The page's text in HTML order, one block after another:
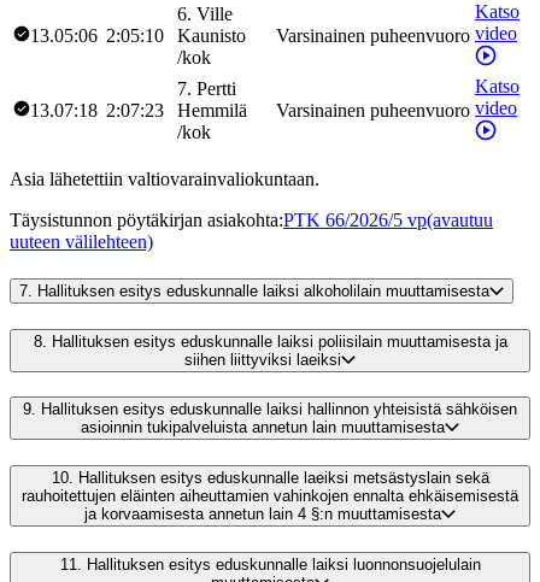
13.05:06 2:05:10
6. Ville
Kaunisto
/kok
Varsinainen puheenvuoro
Katso
video
13.07:18 2:07:23
7. Pertti
Hemmilä
/kok
Varsinainen puheenvuoro
Katso
video
Asia lähetettiin valtiovarainvaliokuntaan.
Täysistunnon pöytäkirjan asiakohta:PTK 66/2026/5 vp(avautuu
uuteen välilehteen)
7. Hallituksen esitys eduskunnalle laiksi alkoholilain muuttamisesta
8. Hallituksen esitys eduskunnalle laiksi poliisilain muuttamisesta ja
siihen liittyviksi laeiksi
9. Hallituksen esitys eduskunnalle laiksi hallinnon yhteisistä sähköisen
asioinnin tukipalveluista annetun lain muuttamisesta
10.
Hallituksen esitys eduskunnalle laeiksi metsästyslain sekä
rauhoitettujen eläinten aiheuttamien vahinkojen ennalta ehkäisemisestä
ja korvaamisesta annetun lain 4 §:n muuttamisesta
11.
Hallituksen esitys eduskunnalle laiksi luonnonsuojelulain